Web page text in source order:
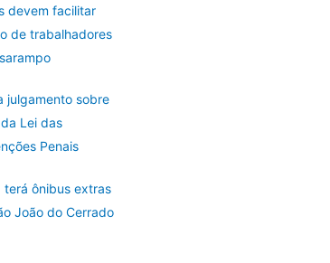
devem facilitar
de trabalhadores
julgamento sobre
Lei das
Penais
terá ônibus extras
João do Cerrado